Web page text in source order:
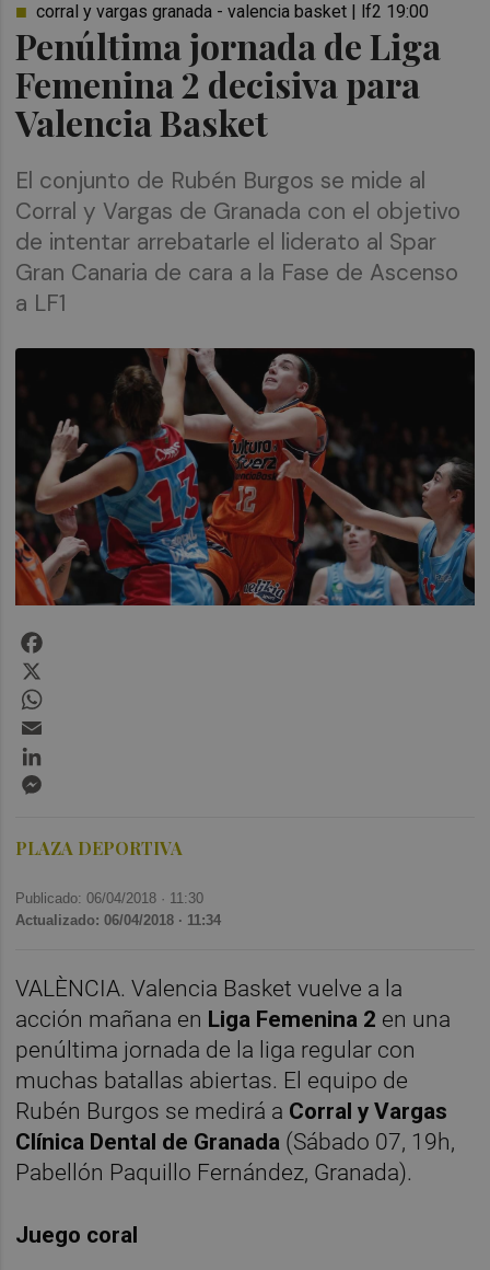
Penúltima jornada de Liga
Femenina 2 decisiva para
Valencia Basket
corral y vargas granada - valencia basket | lf2 19:00
El conjunto de Rubén Burgos se mide al
Corral y Vargas de Granada con el objetivo
de intentar arrebatarle el liderato al Spar
Gran Canaria de cara a la Fase de Ascenso
a LF1
PLAZA DEPORTIVA
Publicado: 06/04/2018 · 11:30
Actualizado: 06/04/2018 · 11:34
VALÈNCIA. Valencia Basket vuelve a la
acción mañana en Liga Femenina 2 en una
penúltima jornada de la liga regular con
muchas batallas abiertas. El equipo de
Rubén Burgos se medirá a Corral y Vargas
Clínica Dental de Granada (Sábado 07, 19h,
Pabellón Paquillo Fernández, Granada).
Juego coral